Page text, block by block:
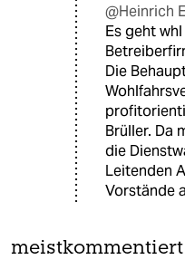
@Heinrich
Es geht
Die
Brüller. Da
die
Leitenden
Vorstände
meistkommentiert